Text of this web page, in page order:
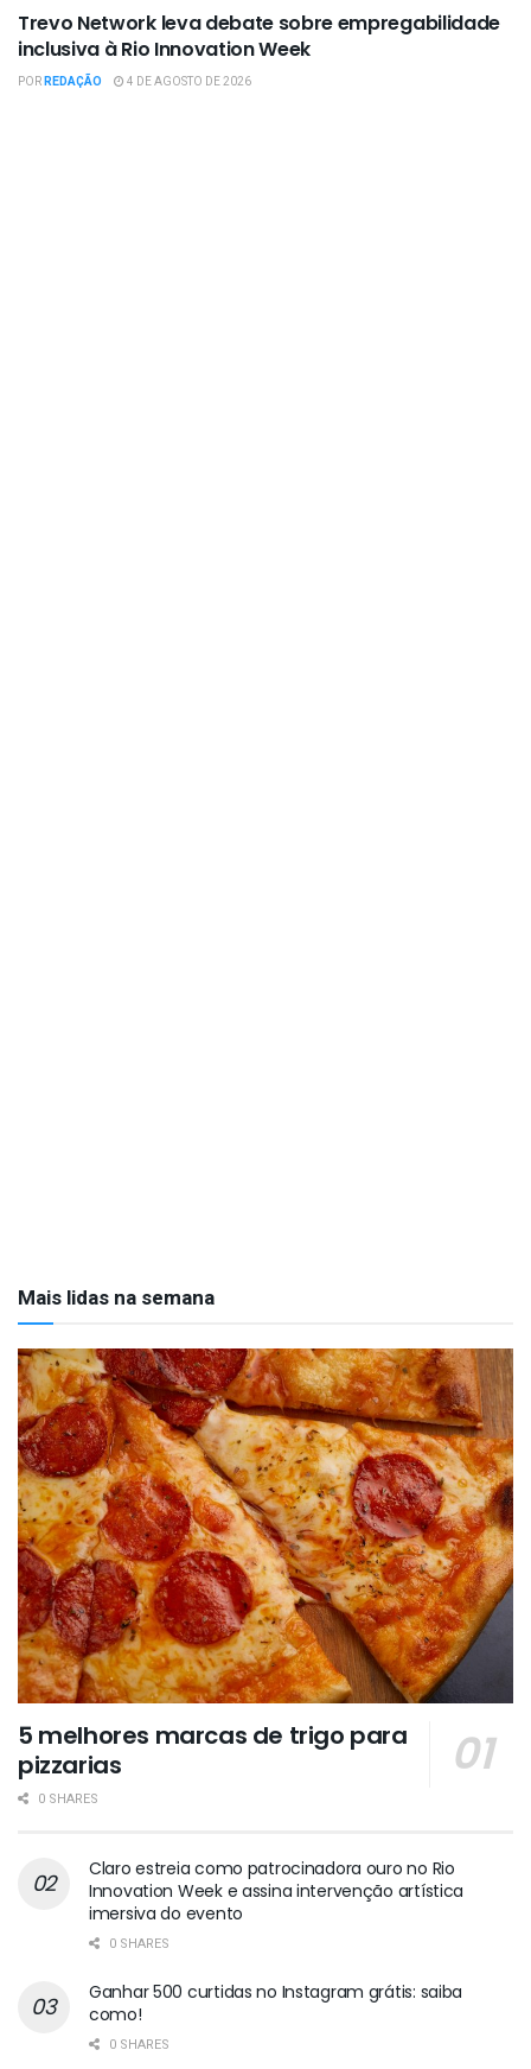
Trevo Network leva debate sobre empregabilidade
inclusiva à Rio Innovation Week
PORREDAÇÃO 4 DE AGOSTO DE 2026
Mais lidas na semana
5 melhores marcas de trigo para
pizzarias
0 SHARES
Claro estreia como patrocinadora ouro no Rio
Innovation Week e assina intervenção artística
imersiva do evento
0 SHARES
Ganhar 500 curtidas no Instagram grátis: saiba
como!
0 SHARES